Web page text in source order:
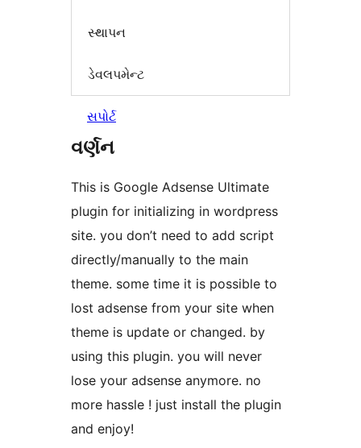
સ્થાપન
ડેવલપમેન્ટ
સપોર્ટ
વર્ણન
This is Google Adsense Ultimate
plugin for initializing in wordpress
site. you don’t need to add script
directly/manually to the main
theme. some time it is possible to
lost adsense from your site when
theme is update or changed. by
using this plugin. you will never
lose your adsense anymore. no
more hassle ! just install the plugin
and enjoy!